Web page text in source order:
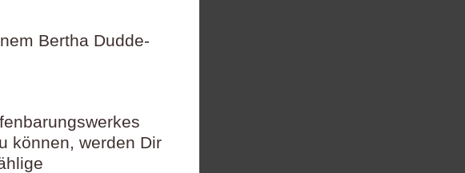
Bertha Dudde-
können, werden Dir